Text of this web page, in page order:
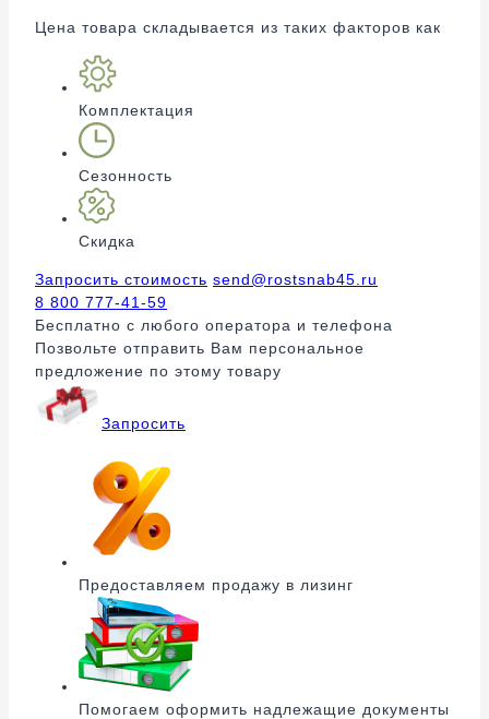
Цена товара складывается из таких факторов как
Комплектация
Сезонность
Скидка
Запросить стоимость send@rostsnab45.ru
8 800 777-41-59
Бесплатно с любого оператора и телефона
Позвольте отправить Вам персональное
предложение по этому товару
Запросить
Предоставляем продажу в лизинг
Помогаем оформить надлежащие документы